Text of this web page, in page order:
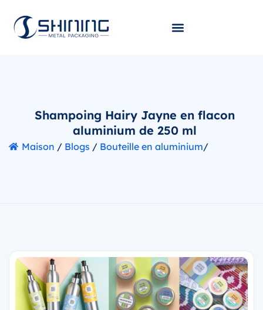
Shampoing Hairy Jayne en flacon
aluminium de 250 ml
Maison / Blogs / Bouteille en aluminium/